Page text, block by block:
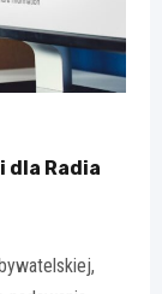
dla Radia